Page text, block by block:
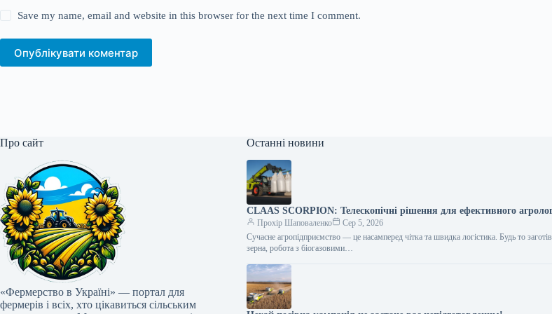
Save my name, email and website in this browser for the next time I comment.
Опублікувати коментар
Про сайт
«Фермерство в Україні» — портал для
фермерів і всіх, хто цікавиться сільським
Останні новини
CLAAS SCORPION: Телескопічні рішення для ефективного
Прохір Шаповаленко
Сер 5, 2026
Сучасне агропідприємство — це насамперед чітка та швидка логістика. Будь то
зерна, робота з біогазовими…